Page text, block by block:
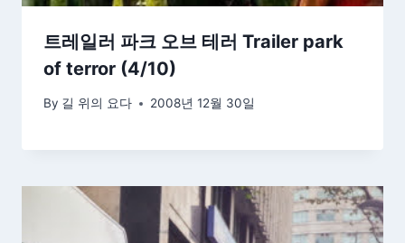
트레일러 파크 오브 테러 Trailer park
of terror (4/10)
By 길 위의 요다 2008년 12월 30일